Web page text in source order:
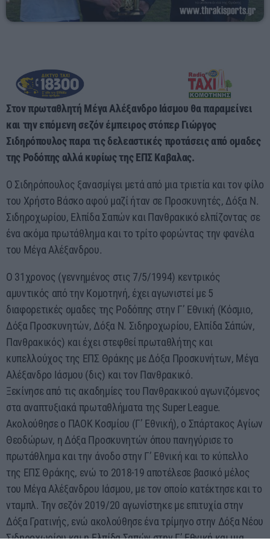
17:00 - 00:00
Στον πρωταθλητή Μέγα Αλέξανδρο Ιάσμου θα παραμείνει
και την επόμενη σεζόν έμπειρος στόπερ Γιώργος
Σιδηρόπουλος παρα τις δελεαστικές προτάσεις από ομαδες
της Ροδόπης αλλά κυρίως της ΕΠΣ Καβαλας.
Ο Σιδηρόπουλος ξανασμίγει μετά από μια τριετία και τον φίλο
του Χρήστο Βάσκο αφού μαζί ήταν σε Προσκυνητές, Δόξα Ν.
Σιδηροχωρίου, Ελπίδα Σαπών και Πανθρακικό ελπίζοντας σε
ένα ακόμα πρωτάθλημα και το τρίτο φορώντας την φανέλα
του Μέγα Αλέξανδρου.
Ο 31χρονος (γεννημένος στις 7/5/1994) κεντρικός
αμυντικός από την Κομοτηνή, έχει αγωνιστεί με 5
διαφορετικές ομαδες της Ροδόπης στην Γ’ Εθνική (Κόσμιο,
Δόξα Προσκυνητών, Δόξα Ν. Σιδηροχωρίου, Ελπίδα Σάπών,
Πανθρακικός) και έχει στεφθεί πρωταθλήτης και
κυπελλούχος της ΕΠΣ Θράκης με Δόξα Προσκυνήτων, Μέγα
Αλέξανδρο Ιάσμου (δις) και τον Πανθρακικό.
Ξεκίνησε από τις ακαδημίες του Πανθρακικού αγωνιζόμενος
στα αναπτυξιακά πρωταθλήματα της Super League.
Ακολούθησε ο ΠΑΟΚ Κοσμίου (Γ’ Εθνική), ο Σπάρτακος Αγίων
Θεοδώρων, η Δόξα Προσκυνητών όπου πανηγύρισε το
πρωτάθλημα και την άνοδο στην Γ’ Εθνική και το κύπελλο
της ΕΠΣ Θράκης, ενώ το 2018-19 αποτέλεσε βασικό μέλος
του Μέγα Αλέξανδρου Ιάσμου, με τον οποίο κατέκτησε και το
νταμπλ. Την σεζόν 2019/20 αγωνίστηκε με επιτυχία στην
Δόξα Γρατινής, ενώ ακολούθησε ένα τρίμηνο στην Δόξα Νέου
Σιδηροχωρίου και η Ελπίδα Σαπών στην Γ’ Εθνική και μια